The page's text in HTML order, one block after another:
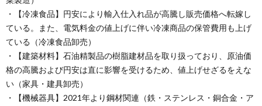
・【冷凍食品】円安により輸入仕入れ品が高騰し販売価格へ転嫁し
ている。また、電気料金の値上げに伴い冷凍商品の保管費用も上げ
ている（冷凍食品卸売）
・【建築材料】石油精製品の樹脂建材品を取り扱っており、原油価
格の高騰および円安は直に影響を受けるため、値上げせざるをえな
い（家具・建具卸売）
・【機械器具】2021年より鋼材関連（鉄・ステンレス・銅合金・ア